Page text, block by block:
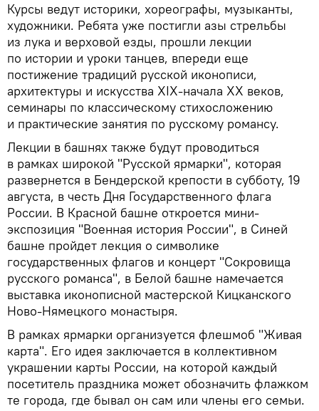
Курсы ведут историки, хореографы, музыканты,
художники. Ребята уже постигли азы стрельбы
из лука и верховой езды, прошли лекции
по истории и уроки танцев, впереди еще
постижение традиций русской иконописи,
архитектуры и искусства XIX-начала XX веков,
семинары по классическому стихосложению
и практические занятия по русскому романсу.
Лекции в башнях также будут проводиться
в рамках широкой "Русской ярмарки", которая
развернется в Бендерской крепости в субботу, 19
августа, в честь Дня Государственного флага
России. В Красной башне откроется мини-
экспозиция "Военная история России", в Синей
башне пройдет лекция о символике
государственных флагов и концерт "Сокровища
русского романса", в Белой башне намечается
выставка иконописной мастерской Кицканского
Ново-Нямецкого монастыря.
В рамках ярмарки организуется флешмоб "Живая
карта". Его идея заключается в коллективном
украшении карты России, на которой каждый
посетитель праздника может обозначить флажком
те города, где бывал он сам или члены его семьи.